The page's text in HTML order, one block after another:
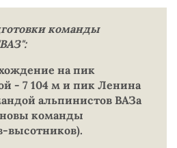
команды
на пик
- 7 104 м и пик Ленина
альпинистов ВАЗа
команды
высотников).